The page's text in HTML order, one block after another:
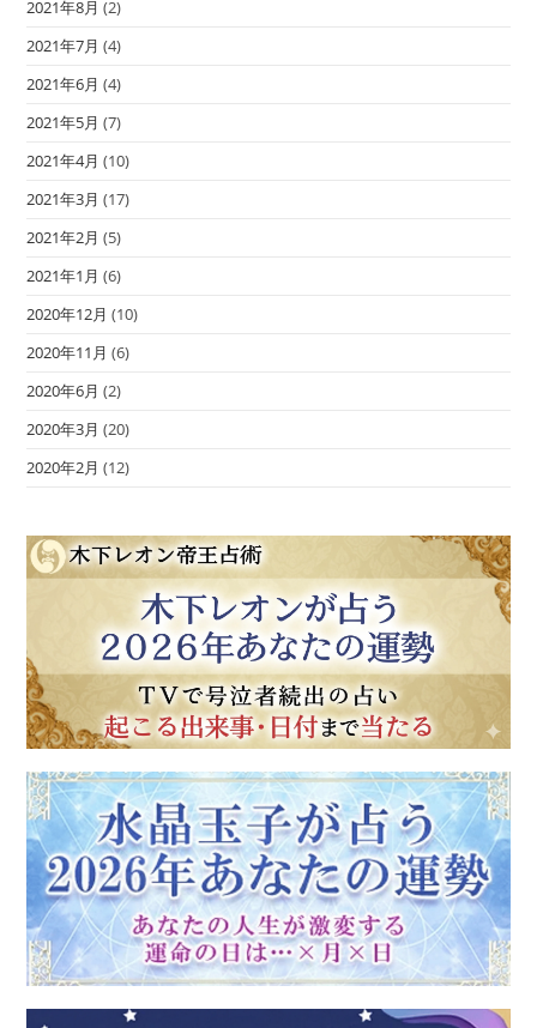
2021年8月 (2)
2021年7月 (4)
2021年6月 (4)
2021年5月 (7)
2021年4月 (10)
2021年3月 (17)
2021年2月 (5)
2021年1月 (6)
2020年12月 (10)
2020年11月 (6)
2020年6月 (2)
2020年3月 (20)
2020年2月 (12)